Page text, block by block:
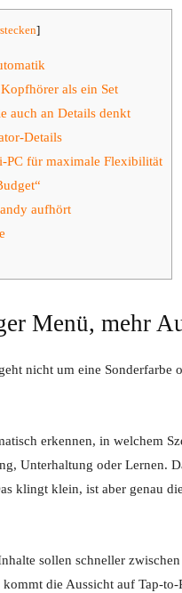
]
als ein Set
auch an Details denkt
Details
PC für maximale Flexibilität
aufhört
Menü, mehr
nicht um eine Sonderfarbe
erkennen, in welchem
Unterhaltung oder Lernen.
klingt klein, ist aber genau
sollen schneller
die Aussicht auf Tap-to-